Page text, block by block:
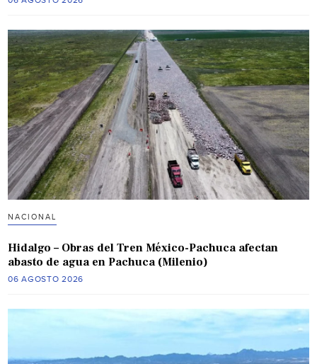
NACIONAL
Hidalgo – Obras del Tren México-Pachuca afectan
abasto de agua en Pachuca (Milenio)
06 AGOSTO 2026